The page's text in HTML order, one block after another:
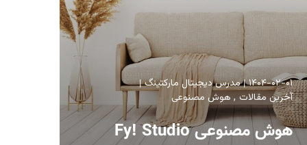
۱۴۰۴-۰۲-۰۱ مدرس دیجیتال مارکتینگ
آخرین مقالات هوش مصنوعی
هوش مصنوعی Fy! Studio